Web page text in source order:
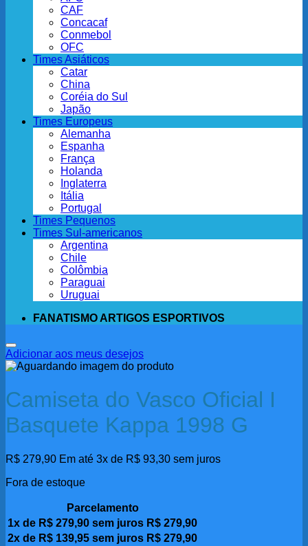
CAF
Concacaf
Conmebol
OFC
Times Asiáticos
Catar
China
Coréia do Sul
Japão
Times Europeus
Alemanha
Espanha
França
Holanda
Inglaterra
Itália
Portugal
Times Pequenos
Times Sul-americanos
Argentina
Chile
Colômbia
Paraguai
Uruguai
FANATISMO ARTIGOS ESPORTIVOS
Adicionar aos meus desejos
Camiseta do Vasco Oficial I
Basquete Kappa 1998 G
R$ 279,90 Em até 3x de R$ 93,30 sem juros
Fora de estoque
Parcelamento
1x de R$ 279,90 sem juros R$ 279,90
2x de R$ 139,95 sem juros R$ 279,90